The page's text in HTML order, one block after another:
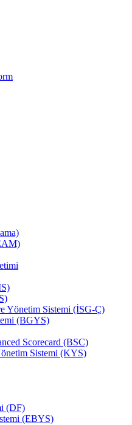
Yönetim Sistemi (İSG-Ç)
(BGYS)
Scorecard (BSC)
Sistemi (KYS)
(DF)
(EBYS)